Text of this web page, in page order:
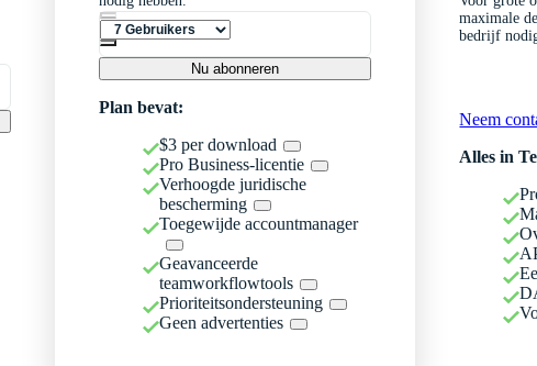
Nu abonneren
Plan bevat:
$3 per download
Pro Business-licentie
Verhoogde juridische
bescherming
Toegewijde accountmanager
Geavanceerde
teamworkflowtools
Prioriteitsondersteuning
Geen advertenties
maximale
bedrijf
Neem
Alles in